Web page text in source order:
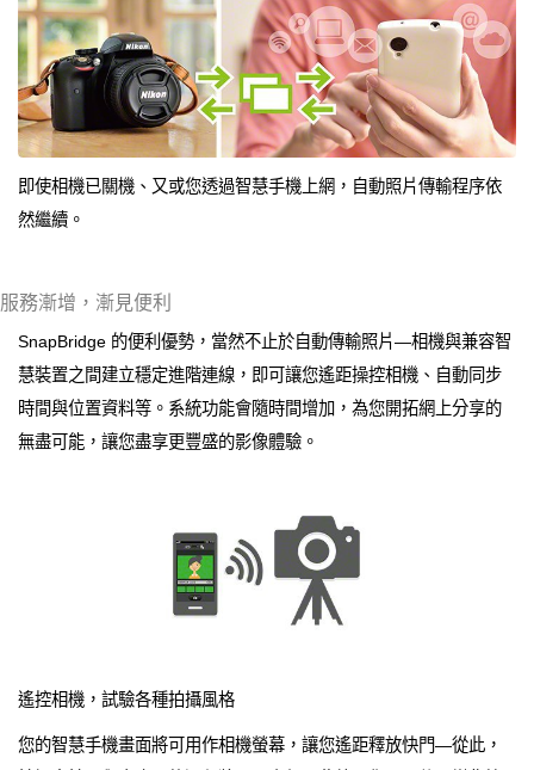
即使相機已關機、又或您透過智慧手機上網，自動照片傳輸程序依
然繼續。
服務漸增，漸見便利
SnapBridge 的便利優勢，當然不止於自動傳輸照片—相機與兼容智
慧裝置之間建立穩定進階連線，即可讓您遙距操控相機、自動同步
時間與位置資料等。系統功能會隨時間增加，為您開拓網上分享的
無盡可能，讓您盡享更豐盛的影像體驗。
遙控相機，試驗各種拍攝風格
您的智慧手機畫面將可用作相機螢幕，讓您遙距釋放快門—從此，